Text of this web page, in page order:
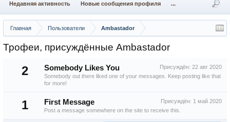
Главная Пользователи Ambastador
Трофеи, присуждённые Ambastador
2 Присуждён: 22 авг 2020
Somebody Likes You
Somebody out there liked one of your messages. Keep posting like that
for more!
1 Присуждён: 1 май 2020
First Message
Post a message somewhere on the site to receive this.
Недавняя активность Новые сообщения профиля ...